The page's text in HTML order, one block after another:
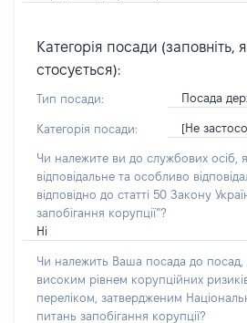
Категорія посади (заповніть,
стосується):
Тип посади: Посада
Категорія посади: [Не
Чи належите ви до службових осіб,
відповідальне та особливо
відповідно до статті 50 Закону
запобігання корупції”?
Ні
Чи належить Ваша посада до посад,
високим рівнем корупційних
переліком, затвердженим
питань запобігання корупції?